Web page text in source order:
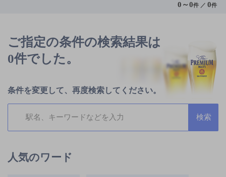
0 ～0件 ／0件
ご指定の条件の検索結果は
0件でした。
条件を変更して、再度検索してください。
人気のワード